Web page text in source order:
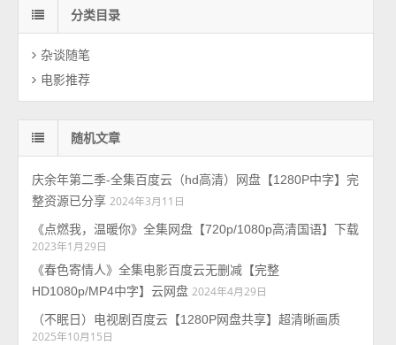
分类目录
杂谈随笔
电影推荐
随机文章
庆余年第二季-全集百度云（hd高清）网盘【1280P中字】完
整资源已分享 2024年3月11日
《点燃我，温暖你》全集网盘【720p/1080p高清国语】下载
2023年1月29日
《春色寄情人》全集电影百度云无删减【完整
HD1080p/MP4中字】云网盘 2024年4月29日
（不眠日）电视剧百度云【1280P网盘共享】超清晰画质
2025年10月15日